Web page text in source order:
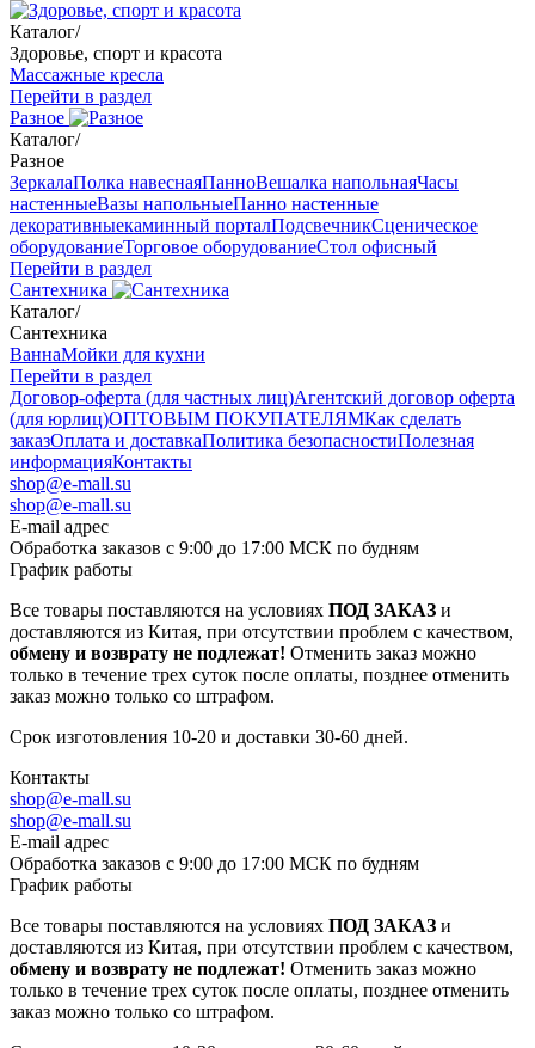
Каталог/
Здоровье, спорт и красота
Массажные кресла
Перейти в раздел
Разное
Каталог/
Разное
ЗеркалаПолка навеснаяПанноВешалка напольнаяЧасы
настенныеВазы напольныеПанно настенные
декоративныекаминный порталПодсвечникСценическое
оборудованиеТорговое оборудованиеСтол офисный
Перейти в раздел
Сантехника
Каталог/
Сантехника
ВаннаМойки для кухни
Перейти в раздел
Договор-оферта (для частных лиц)Агентский договор оферта
(для юрлиц)ОПТОВЫМ ПОКУПАТЕЛЯМКак сделать
заказОплата и доставкаПолитика безопасностиПолезная
информацияКонтакты
shop@e-mall.su
shop@e-mall.su
E-mail адрес
Обработка заказов с 9:00 до 17:00 МСК по будням
График работы
Все товары поставляются на условиях ПОД ЗАКАЗ и
доставляются из Китая, при отсутствии проблем с качеством,
обмену и возврату не подлежат! Отменить заказ можно
только в течение трех суток после оплаты, позднее отменить
заказ можно только со штрафом.
Срок изготовления 10-20 и доставки 30-60 дней.
Контакты
shop@e-mall.su
shop@e-mall.su
E-mail адрес
Обработка заказов с 9:00 до 17:00 МСК по будням
График работы
Все товары поставляются на условиях ПОД ЗАКАЗ и
доставляются из Китая, при отсутствии проблем с качеством,
обмену и возврату не подлежат! Отменить заказ можно
только в течение трех суток после оплаты, позднее отменить
заказ можно только со штрафом.